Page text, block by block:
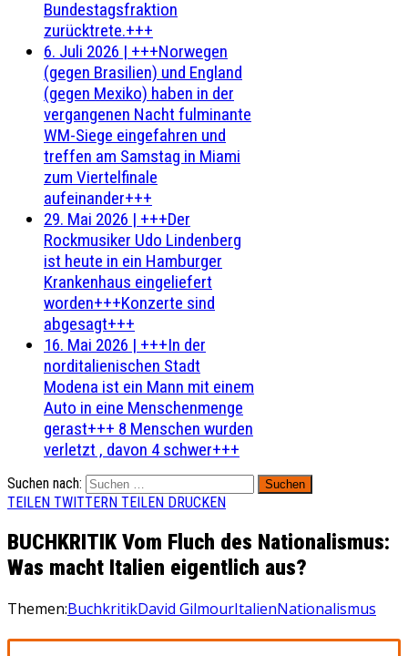
Bundestagsfraktion
zurücktrete.+++
6. Juli 2026 | +++Norwegen
(gegen Brasilien) und England
(gegen Mexiko) haben in der
vergangenen Nacht fulminante
WM-Siege eingefahren und
treffen am Samstag in Miami
zum Viertelfinale
aufeinander+++
29. Mai 2026 | +++Der
Rockmusiker Udo Lindenberg
ist heute in ein Hamburger
Krankenhaus eingeliefert
worden+++Konzerte sind
abgesagt+++
16. Mai 2026 | +++In der
norditalienischen Stadt
Modena ist ein Mann mit einem
Auto in eine Menschenmenge
gerast+++ 8 Menschen wurden
verletzt , davon 4 schwer+++
Suchen nach:
TEILEN TWITTERN TEILEN DRUCKEN
BUCHKRITIK Vom Fluch des Nationalismus:
Was macht Italien eigentlich aus?
Themen:BuchkritikDavid GilmourItalienNationalismus